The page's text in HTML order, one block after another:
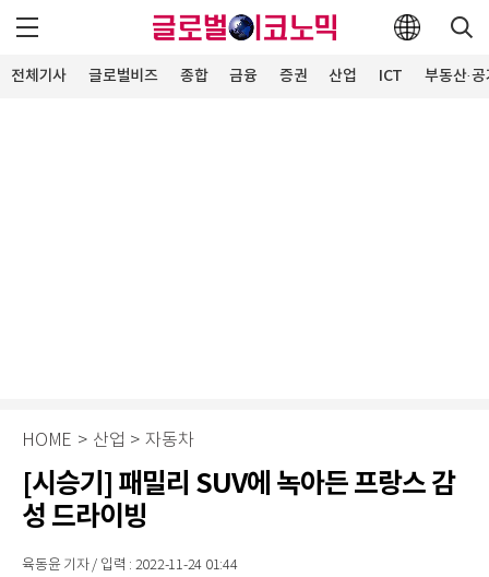
전체기사 글로벌비즈 종합 금융 증권 산업 ICT 부동산·
HOME > 산업 > 자동차
[시승기] 패밀리 SUV에 녹아든 프랑스 감
성 드라이빙
육동윤 기자 / 입력 : 2022-11-24 01:44